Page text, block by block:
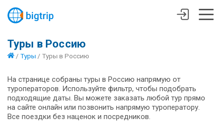
Туры в Россию
/ Туры / Туры в Россию
На странице собраны туры в Россию напрямую от
туроператоров. Используйте фильтр, чтобы подобрать
подходящие даты. Вы можете заказать любой тур прямо
на сайте онлайн или позвонить напрямую туроператору.
Все поездки без наценок и посредников.